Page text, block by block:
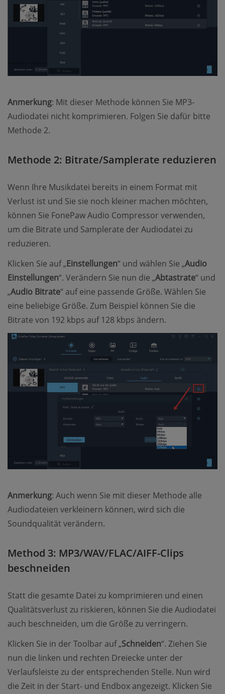
Anmerkung: Mit dieser Methode können Sie MP3-
Audiodatei nicht komprimieren. Folgen Sie dafür bitte
Methode 2.
Methode 2: Bitrate/Samplerate reduzieren
Wenn Ihre Musikdatei bereits in einem Format mit
Verlust ist und Sie sie noch kleiner machen möchten,
können Sie FonePaw Audio Compressor verwenden,
um die Bitrate und Samplerate der Audiodatei zu
reduzieren.
Klicken Sie auf „Einstellungen“ und wählen Sie „Audio
Einstellungen“. Verändern Sie nun die „Abtastrate“ und
„Audio Bitrate“ auf eine passende Größe. Wählen Sie
eine beliebige Größe. Zum Beispiel können Sie die
Bitrate von 192 kbps auf 128 kbps ändern.
Anmerkung: Auch wenn Sie mit dieser Methode alle
Audiodateien verkleinern können, wird sich die
Soundqualität verändern.
Method 3: MP3/WAV/FLAC/AIFF-Clips
beschneiden
Statt die gesamte Datei zu komprimieren und einen
Qualitätsverlust zu riskieren, können Sie die Audiodatei
auch beschneiden, um die Größe zu verringern.
Klicken Sie in der Toolbar auf „Schneiden“. Ziehen Sie
nun die linken und rechten Dreiecke unter der
Verlaufsleiste zu der entsprechenden Stelle. Nun wird
die Zeit in der Start- und Endbox angezeigt. Klicken Sie